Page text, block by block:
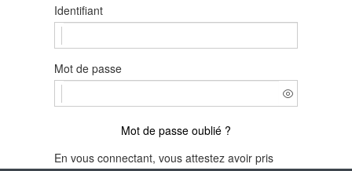
Identifiant
Mot de passe
Mot de passe oublié ?
En vous connectant, vous attestez avoir pris